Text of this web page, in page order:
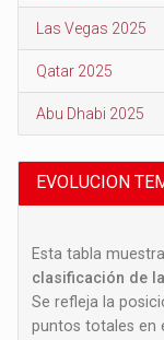
Las Vegas 2025
Qatar 2025
Abu Dhabi 2025
EVOLUCION
Esta tabla
clasificación de
Se refleja la
puntos totales en